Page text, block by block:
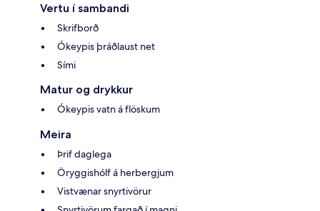
Vertu í sambandi
Skrifborð
Ókeypis þráðlaust net
Sími
Matur og drykkur
Ókeypis vatn á flöskum
Meira
Þrif daglega
Öryggishólf á herbergjum
Vistvænar snyrtivörur